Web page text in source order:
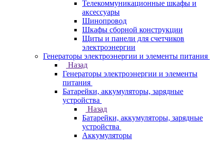
Телекоммуникационные шкафы и
аксессуары
Шинопровод
Шкафы сборной конструкции
Щиты и панели для счетчиков
электроэнергии
Генераторы электроэнергии и элементы питания
Назад
Генераторы электроэнергии и элементы
питания
Батарейки, аккумуляторы, зарядные
устройства
Назад
Батарейки, аккумуляторы, зарядные
устройства
Аккумуляторы